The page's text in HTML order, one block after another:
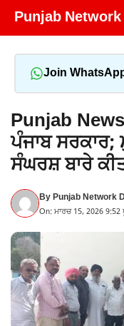
Skip
Punjab Network
Join
Punjab
ਪੰਜਾਬ ਸਰਕਾਰ;
ਸੰਘਰਸ਼ ਬਾਰੇ
ByPunjab Network
On: ਮਾਰਚ 15, 2026 9:52